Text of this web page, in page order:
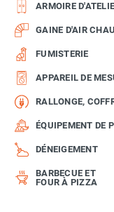
ARMOIRE
GAINE D'AIR
FUMISTERIE
APPAREIL DE
RALLONGE,
ÉQUIPEMENT DE
DÉNEIGEMENT
BARBECUE ET
FOUR À PIZZA